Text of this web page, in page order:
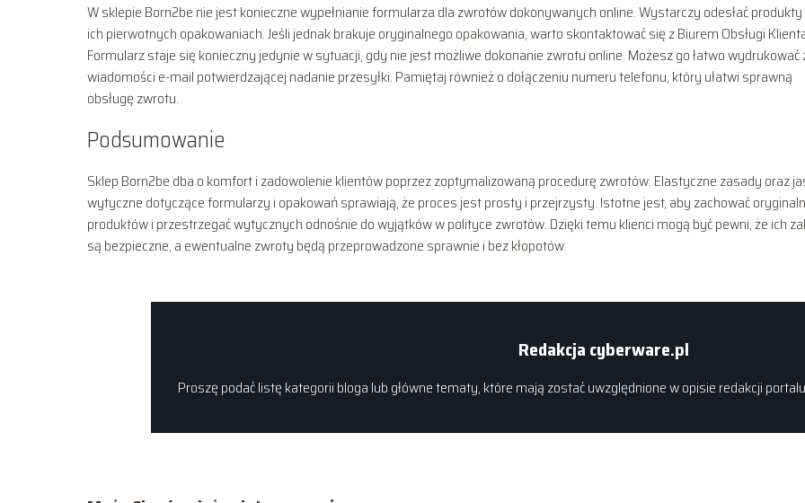
W sklepie Born2be nie jest konieczne wypełnianie formularza dla zwrotów dokonywanych online. Wystarczy odesłać
ich pierwotnych opakowaniach. Jeśli jednak brakuje oryginalnego opakowania, warto skontaktować się z Biurem Obsługi
Formularz staje się konieczny jedynie w sytuacji, gdy nie jest możliwe dokonanie zwrotu online. Możesz go łatwo wydrukować
wiadomości e-mail potwierdzającej nadanie przesyłki. Pamiętaj również o dołączeniu numeru telefonu, który ułatwi sprawną
obsługę zwrotu.
Podsumowanie
Sklep Born2be dba o komfort i zadowolenie klientów poprzez zoptymalizowaną procedurę zwrotów. Elastyczne zasady oraz
wytyczne dotyczące formularzy i opakowań sprawiają, że proces jest prosty i przejrzysty. Istotne jest, aby zachować
produktów i przestrzegać wytycznych odnośnie do wyjątków w polityce zwrotów. Dzięki temu klienci mogą być pewni, że ich
są bezpieczne, a ewentualne zwroty będą przeprowadzone sprawnie i bez kłopotów.
Redakcja cyberware.pl
Proszę podać listę kategorii bloga lub główne tematy, które mają zostać uwzględnione w opisie redakcji